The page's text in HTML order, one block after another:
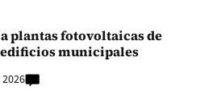
plantas fotovoltaicas de
edificios municipales